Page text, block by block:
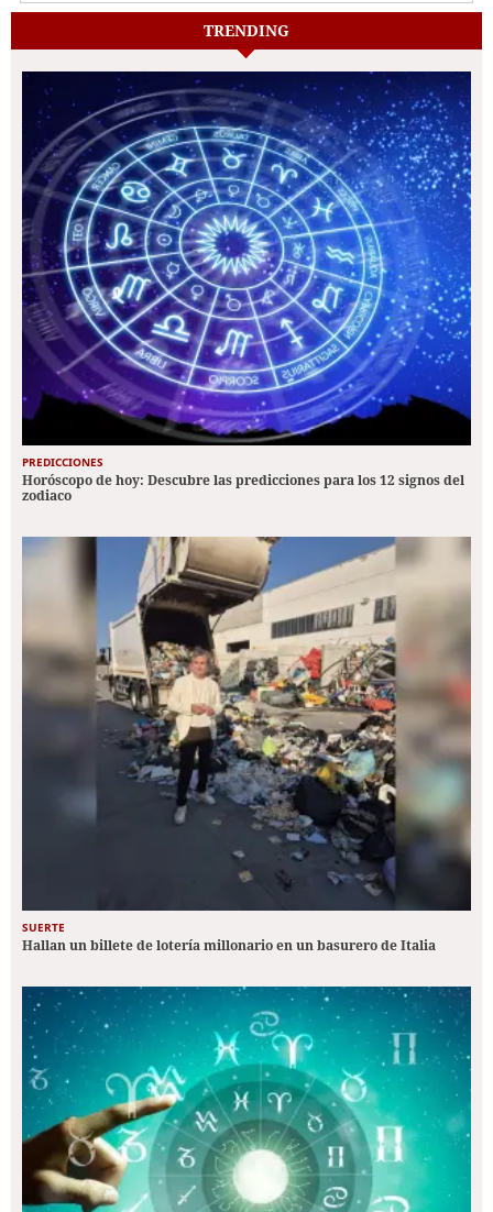
TRENDING
PREDICCIONES
Horóscopo de hoy: Descubre las predicciones para los 12 signos del
zodiaco
SUERTE
Hallan un billete de lotería millonario en un basurero de Italia